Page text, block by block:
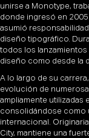
unirse a Monotype,
donde ingresó en
asumió
diseño tipográfico.
todos los lanzamientos
diseño como desde la
A lo largo de su
evolución de
ampliamente utilizadas
consolidándose como
internacional.
City, mantiene una